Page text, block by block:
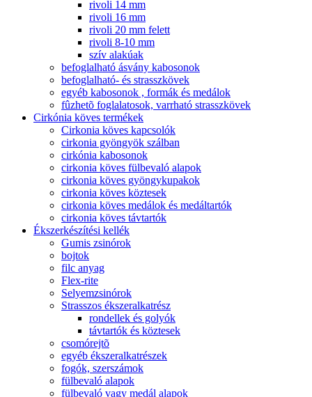
rivoli 14 mm
rivoli 16 mm
rivoli 20 mm felett
rivoli 8-10 mm
szív alakúak
befoglalható ásvány kabosonok
befoglalható- és strasszkövek
egyéb kabosonok , formák és medálok
fûzhetõ foglalatosok, varrható strasszkövek
Cirkónia köves termékek
Cirkonia köves kapcsolók
cirkonia gyöngyök szálban
cirkónia kabosonok
cirkonia köves fülbevaló alapok
cirkonia köves gyöngykupakok
cirkonia köves köztesek
cirkonia köves medálok és medáltartók
cirkonia köves távtartók
Ékszerkészítési kellék
Gumis zsinórok
bojtok
filc anyag
Flex-rite
Selyemzsinórok
Strasszos ékszeralkatrész
rondellek és golyók
távtartók és köztesek
csomórejtõ
egyéb ékszeralkatrészek
fogók, szerszámok
fülbevaló alapok
fülbevaló vagy medál alapok